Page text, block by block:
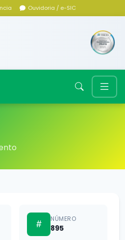
Ouvidoria / e-SIC
NÚMERO
895